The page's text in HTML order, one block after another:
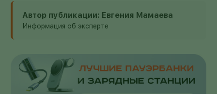
Автор публикации: Евгения Мамаева
Информация об эксперте